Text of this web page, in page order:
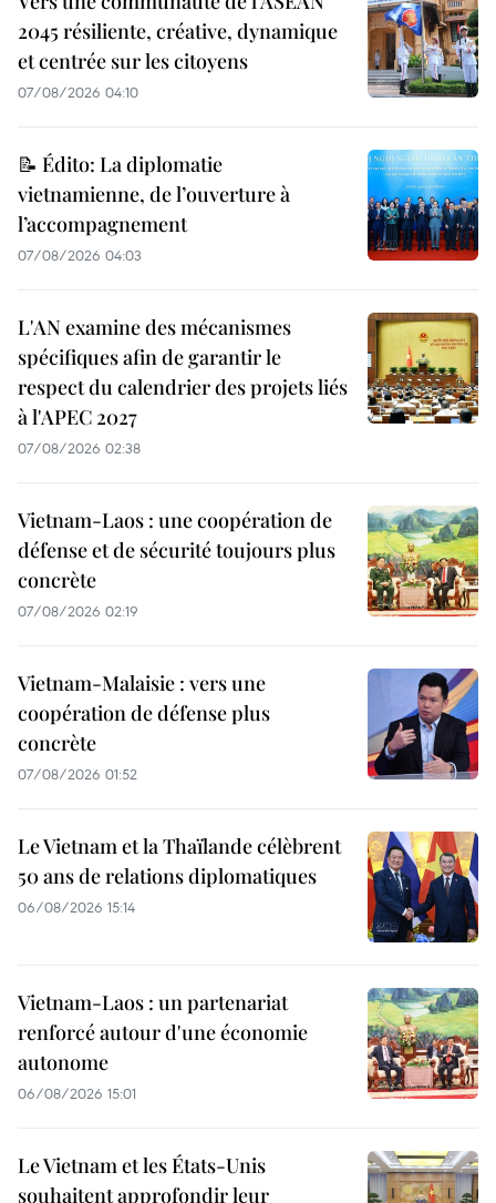
2045 résiliente, créative, dynamique
et centrée sur les citoyens
07/08/2026 04:10
📝 Édito: La diplomatie
vietnamienne, de l’ouverture à
l’accompagnement
07/08/2026 04:03
L'AN examine des mécanismes
spécifiques afin de garantir le
respect du calendrier des projets liés
à l'APEC 2027
07/08/2026 02:38
Vietnam-Laos : une coopération de
défense et de sécurité toujours plus
concrète
07/08/2026 02:19
Vietnam-Malaisie : vers une
coopération de défense plus
concrète
07/08/2026 01:52
Le Vietnam et la Thaïlande célèbrent
50 ans de relations diplomatiques
06/08/2026 15:14
Vietnam-Laos : un partenariat
renforcé autour d'une économie
autonome
06/08/2026 15:01
Le Vietnam et les États-Unis
souhaitent approfondir leur